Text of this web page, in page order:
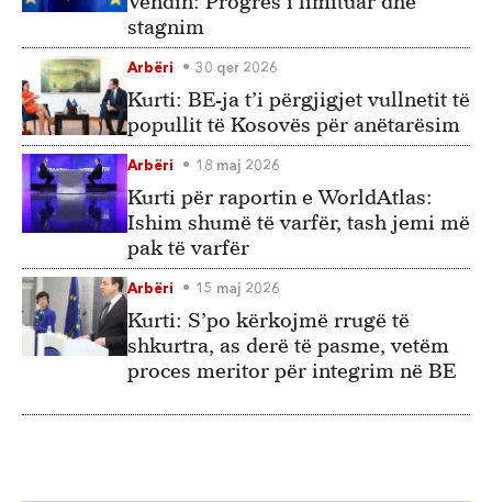
stagnim
Arbëri 30 qer 2026
Kurti: BE-ja t’i përgjigjet vullnetit të
popullit të Kosovës për anëtarësim
Arbëri 18 maj 2026
Kurti për raportin e WorldAtlas:
Ishim shumë të varfër, tash jemi më
pak të varfër
Arbëri 15 maj 2026
Kurti: S’po kërkojmë rrugë të
shkurtra, as derë të pasme, vetëm
proces meritor për integrim në BE